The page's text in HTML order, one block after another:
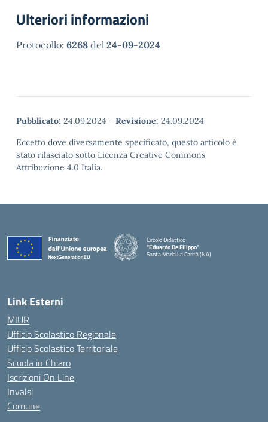
Ulteriori informazioni
Protocollo: 6268 del 24-09-2024
Pubblicato: 24.09.2024 - Revisione: 24.09.2024
Eccetto dove diversamente specificato, questo articolo è
stato rilasciato sotto Licenza Creative Commons
Attribuzione 4.0 Italia.
Circolo Didattico
"Eduardo De Filippo"
Santa Maria La Carità (NA)
Link Esterni
MIUR
Ufficio Scolastico Regionale
Ufficio Scolastico Territoriale
Scuola in Chiaro
Iscrizioni On Line
Invalsi
Comune